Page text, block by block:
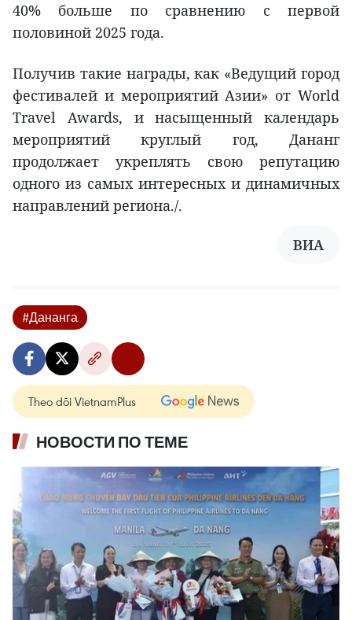
40% больше по сравнению с первой
половиной 2025 года.
Получив такие награды, как «Ведущий город
фестивалей и мероприятий Азии» от World
Travel Awards, и насыщенный календарь
мероприятий круглый год, Дананг
продолжает укреплять свою репутацию
одного из самых интересных и динамичных
направлений региона./.
ВИА
#Дананга
Theo dõi VietnamPlus
НОВОСТИ ПО ТЕМЕ